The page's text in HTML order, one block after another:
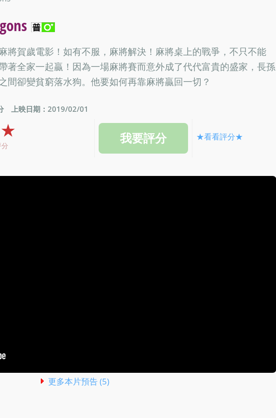
將賀歲電影！如有不服，麻將解決！麻將桌上的戰爭，不只不能
著全家一起贏！因為一場麻將賽而意外成了代代富貴的盛家，長孫
間卻變貧窮落水狗。他要如何再靠麻將贏回一切？
上映日期：2019/02/01
★ ★看看評分★
更多本片預告 (5)